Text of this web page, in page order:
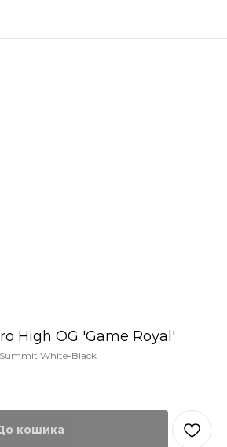
High OG 'Game Royal'
White-Black
кошика